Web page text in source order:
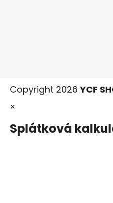
Copyright 2026YCF
×
Splátková